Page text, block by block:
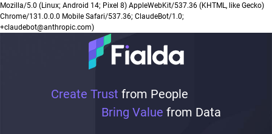
Create Trust from People
Bring Value from Data
Mozilla/5.0 (Linux; Android 14; Pixel 8) AppleWebKit/537.36 (KHTML, like Gecko)
Chrome/131.0.0.0 Mobile Safari/537.36; ClaudeBot/1.0;
+claudebot@anthropic.com)